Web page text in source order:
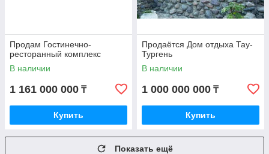
Продам Гостинечно-
ресторанный комплекс
В наличии
1 161 000 000 ₸
Купить
Продаётся Дом отдыха Тау-
Тургень
В наличии
1 000 000 000 ₸
Купить
Показать ещё